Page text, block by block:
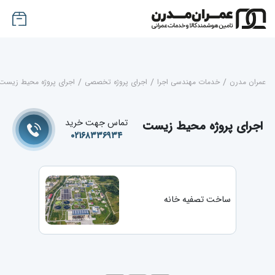
عمران مدرن / خدمات مهندسی اجرا / اجرای پروژه تخصصی / اجرای پروژه محیط
اجرای پروژه محیط زیست
تماس جهت خرید
۰۲۱۶۸۳۳۶۹۳۴
ساخت تصفیه‌ خانه‌